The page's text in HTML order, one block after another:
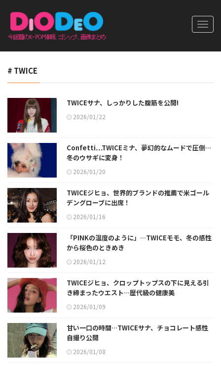
# TWICE
TWICEサナ、しっかりした腹筋を公開!
2026/01/22
Confetti…TWICEミナ、夢幻的なムードで圧倒…
冬のウサギに変身！
2026/01/20
TWICEジヒョ、世界的ブランドの推薦で米ゴール
デングローブに出席！
2026/01/16
「PINKの温度のように」…TWICEモモ、冬の感性
から桜色のときめき
2026/01/12
TWICEジヒョ、クロップトップスの下に見える引
き締まったウエスト…歴代級の健康美
2026/01/09
甘い一口の時間…TWICEサナ、チョコレート感性
自撮り公開
2026/01/08